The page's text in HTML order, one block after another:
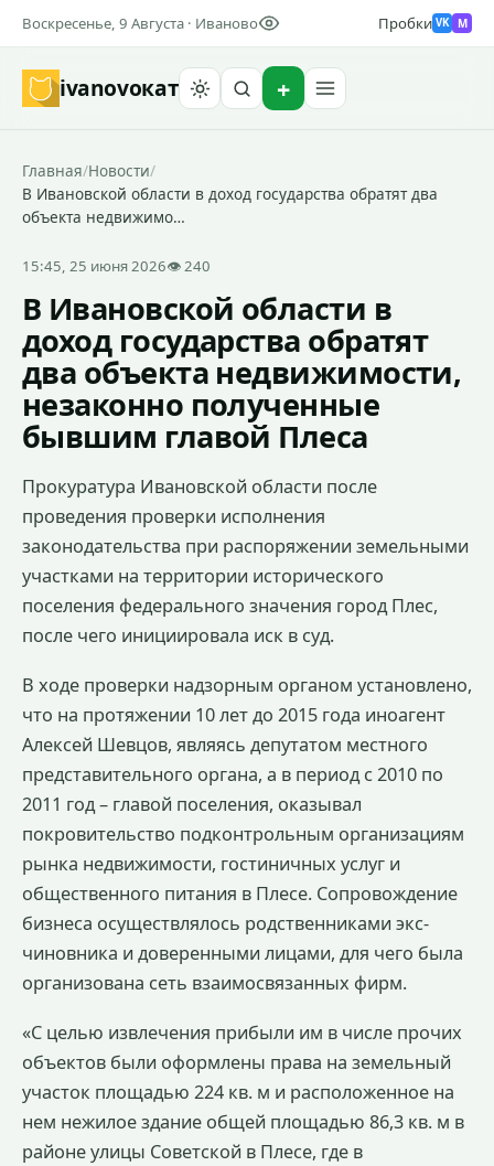
Воскресенье, 9 Августа · Иваново Пробки VK M
ivanovoкат
Главная/Новости/
В Ивановской области в доход государства обратят два
объекта недвижимо…
15:45, 25 июня 2026👁 240
В Ивановской области в
доход государства обратят
два объекта недвижимости,
незаконно полученные
бывшим главой Плеса
Прокуратура Ивановской области после
проведения проверки исполнения
законодательства при распоряжении земельными
участками на территории исторического
поселения федерального значения город Плес,
после чего инициировала иск в суд.
В ходе проверки надзорным органом установлено,
что на протяжении 10 лет до 2015 года иноагент
Алексей Шевцов, являясь депутатом местного
представительного органа, а в период с 2010 по
2011 год – главой поселения, оказывал
покровительство подконтрольным организациям
рынка недвижимости, гостиничных услуг и
общественного питания в Плесе. Сопровождение
бизнеса осуществлялось родственниками экс-
чиновника и доверенными лицами, для чего была
организована сеть взаимосвязанных фирм.
«С целью извлечения прибыли им в числе прочих
объектов были оформлены права на земельный
участок площадью 224 кв. м и расположенное на
нем нежилое здание общей площадью 86,3 кв. м в
районе улицы Советской в Плесе, где в